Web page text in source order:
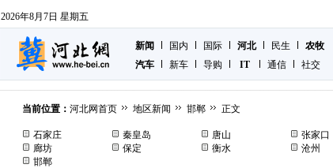
2026年8月7日 星期五
新闻 国内 国际 河北 民生
农牧
汽车
新车 导购 IT 通信 社交
当前位置： 河北网首页 地区新闻 邯郸 正文
石家庄 秦皇岛 唐山 张家口
廊坊
保定 衡水 沧州
邯郸